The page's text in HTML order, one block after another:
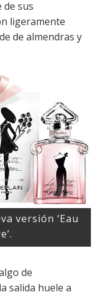
sus
ligeramente
de almendras y
versión ‘Eau
de
salida huele a